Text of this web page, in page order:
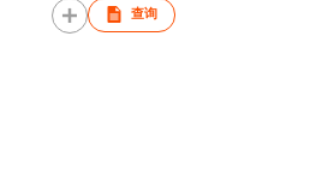
查询